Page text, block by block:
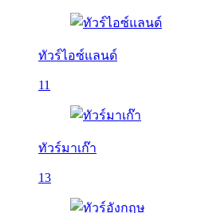
ทัวร์ไอซ์แลนด์
11
ทัวร์มาเก๊า
13